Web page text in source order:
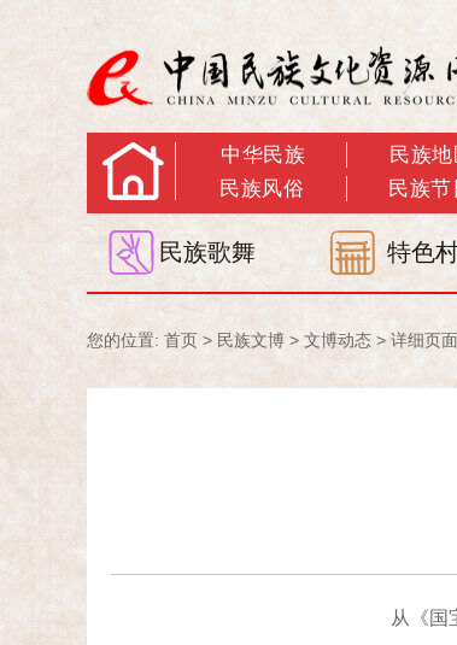
中华民族 民族地
民族风俗
民族节
民族歌舞 特色
您的位置: 首页 > 民族文博 > 文博动态 > 详细页面
从《国宝